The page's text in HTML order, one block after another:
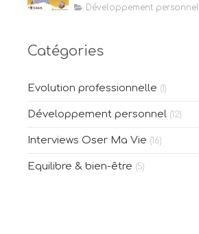
Développement personnel
Catégories
Evolution professionnelle (1)
Développement personnel (12)
Interviews Oser Ma Vie (16)
Equilibre & bien-être (5)